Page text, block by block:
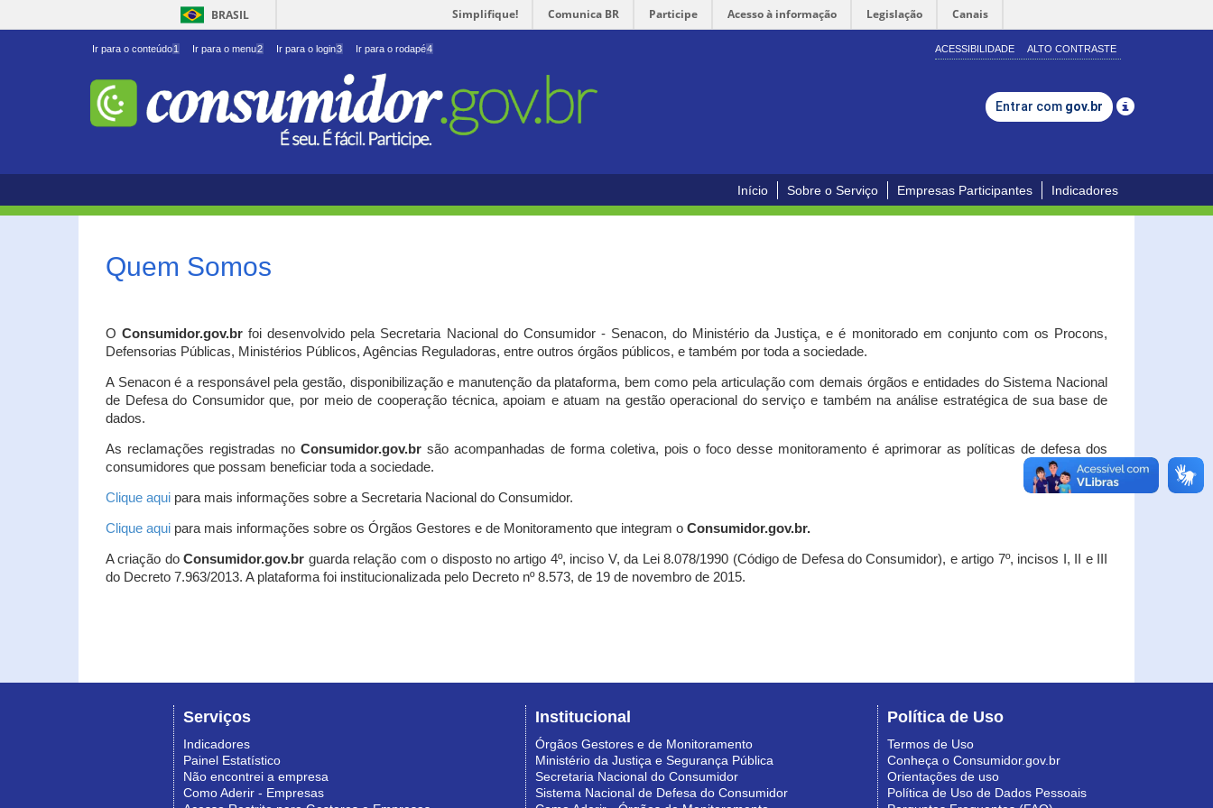
BRASIL Simplifique! Comunica BR Participe Acesso à informação Legislação Canais
Ir para o conteúdo1 Ir para o menu2 Ir para o login3 Ir para o rodapé4 ACESSIBILIDADE ALTO CONTRASTE
Entrar com gov.br
Início Sobre o Serviço Empresas Participantes Indicadores
Quem Somos
OConsumidor.gov.br foi desenvolvido pela Secretaria Nacional do Consumidor - Senacon, do Ministério da Justiça, e é monitorado em conjunto com os Procons,
Defensorias Públicas, Ministérios Públicos, Agências Reguladoras, entre outros órgãos públicos, e também por toda a sociedade.
A Senacon é a responsável pela gestão, disponibilização e manutenção da plataforma, bem como pela articulação com demais órgãos e entidades do Sistema Nacional
de Defesa do Consumidor que, por meio de cooperação técnica, apoiam e atuam na gestão operacional do serviço e também na análise estratégica de sua base de
dados.
As reclamações registradas no Consumidor.gov.brsão acompanhadas de forma coletiva, pois o foco desse monitoramento é aprimorar as políticas de defesa dos
consumidores que possam beneficiar toda a sociedade.
Clique aqui para mais informações sobre a Secretaria Nacional do Consumidor.
Clique aqui para mais informações sobre os Órgãos Gestores e de Monitoramento que integram o Consumidor.gov.br.
A criação doConsumidor.gov.br guarda relação com o disposto no artigo 4º, inciso V, da Lei 8.078/1990 (Código de Defesa do Consumidor), e artigo 7º, incisos I, II e III
do Decreto 7.963/2013. A plataforma foi institucionalizada pelo Decreto nº 8.573, de 19 de novembro de 2015.
Serviços
Indicadores
Painel Estatístico
Não encontrei a empresa
Como Aderir - Empresas
Institucional
Órgãos Gestores e de Monitoramento
Ministério da Justiça e Segurança Pública
Secretaria Nacional do Consumidor
Sistema Nacional de Defesa do Consumidor
Política de Uso
Termos de Uso
Conheça o Consumidor.gov.br
Orientações de uso
Política de Uso de Dados Pessoais